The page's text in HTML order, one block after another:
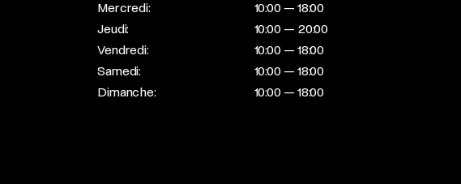
Mercredi:
10:00 — 18:00
Jeudi:
10:00 — 20:00
Vendredi:
10:00 — 18:00
Samedi:
10:00 — 18:00
Dimanche:
10:00 — 18:00